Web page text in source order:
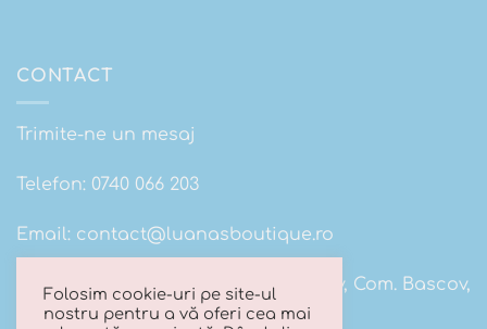
CONTACT
Trimite-ne un mesaj
Telefon: 0740 066 203
Email: contact@luanasboutique.ro
Adresa: Str. Scolii nr 16B, Sat. Bascov, Com. Bascov,
Jud Arges
Folosim cookie-uri pe site-ul
nostru pentru a vă oferi cea mai